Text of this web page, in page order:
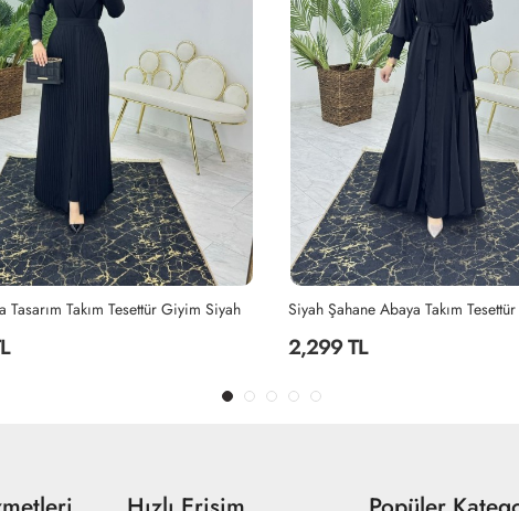
Abaya Takım Tesettür Giyim Siyah
2,299 TL